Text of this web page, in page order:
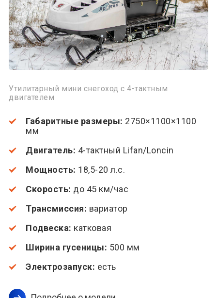
Утилитарный мини снегоход с 4-тактным
двигателем
Габаритные размеры: 2750×1100×1100
мм
Двигатель: 4-тактный Lifan/Loncin
Мощность: 18,5-20 л.с.
Скорость: до 45 км/час
Трансмиссия: вариатор
Подвеска: катковая
Ширина гусеницы: 500 мм
Электрозапуск: есть